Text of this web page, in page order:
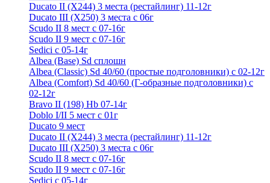
Ducato II (Х244) 3 места (рестайлинг) 11-12г
Ducato III (Х250) 3 места с 06г
Scudo II 8 мест с 07-16г
Scudo II 9 мест с 07-16г
Sedici c 05-14г
Albea (Base) Sd сплошн
Albea (Classic) Sd 40/60 (простые подголовники) с 02-12г
Albea (Comfort) Sd 40/60 (Г-образные подголовники) с
02-12г
Bravo II (198) Hb 07-14г
Doblo I/II 5 мест с 01г
Ducato 9 мест
Ducato II (Х244) 3 места (рестайлинг) 11-12г
Ducato III (Х250) 3 места с 06г
Scudo II 8 мест с 07-16г
Scudo II 9 мест с 07-16г
Sedici c 05-14г